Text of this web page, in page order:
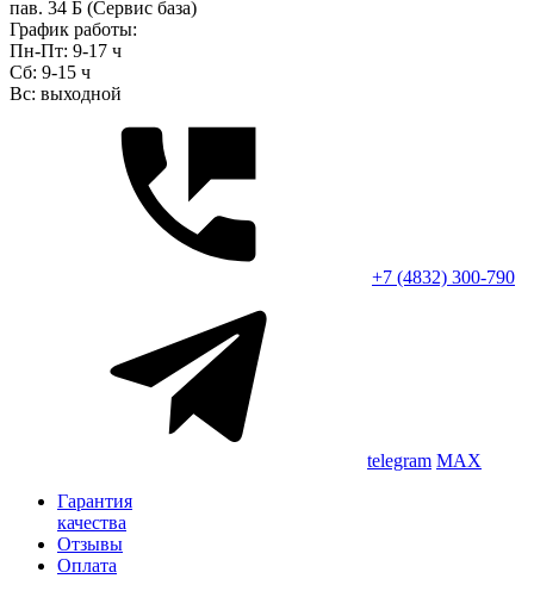
пав. 34 Б (Сервис база)
График работы:
Пн-Пт: 9-17 ч
Сб: 9-15 ч
Вс: выходной
+7 (4832) 300-790
telegram MAX
Гарантия
качества
Отзывы
Оплата